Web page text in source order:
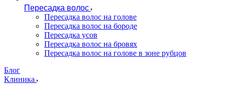
Пересадка волос
Пересадка волос на голове
Пересадка волос на бороде
Пересадка усов
Пересадка волос на бровях
Пересадка волос на голове в зоне рубцов
Блог
Клиника